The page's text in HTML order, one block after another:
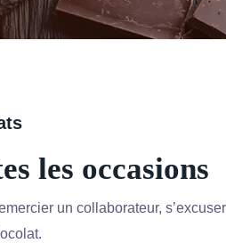
les occasions
un collaborateur,